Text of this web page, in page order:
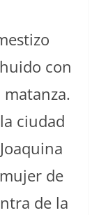
con
ciudad
de
de la